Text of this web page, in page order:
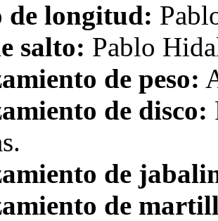
de longitud:
salto: Pablo
de peso:
de disco:
de
de